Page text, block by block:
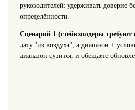
руководителей: удерживать доверие
определённости.
Сценарий 1 (стейкхолдеры требуют
дату "из воздуха", а диапазон +
диапазон сузится, и обещаете